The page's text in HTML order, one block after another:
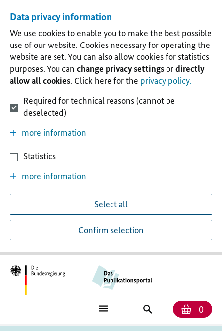
Data privacy information
We use cookies to enable you to make the best possible
use of our website. Cookies necessary for operating the
website are set. You can also allow cookies for statistics
purposes. You can change privacy settingsordirectly
allow all cookies. Click here for the privacy policy.
Required for technical reasons (cannot be
deselected)
more information
Statistics
more information
Select all
Confirm selection
Search
publications
0